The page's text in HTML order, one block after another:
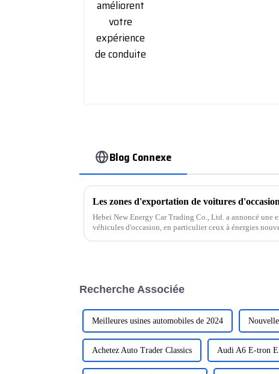
Blog Connexe
Hebei New Energy Car Trading Co., Ltd. a annoncé une
véhicules d'occasion, en particulier ceux à énergies
Recherche Associée
Meilleures usines automobiles de 2024
Achetez Auto Trader Classics Audi A6 E-tron